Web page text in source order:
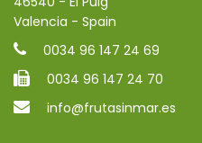
Valencia - Spain
0034 96 147 24 69
0034 96 147 24 70
info@frutasinmar.es